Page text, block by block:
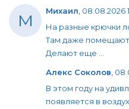
М Михаил, 08.08.2026
На разные крючки
Там даже
Делают еще ...
Алекс Соколов,
В этом году на
появляется в